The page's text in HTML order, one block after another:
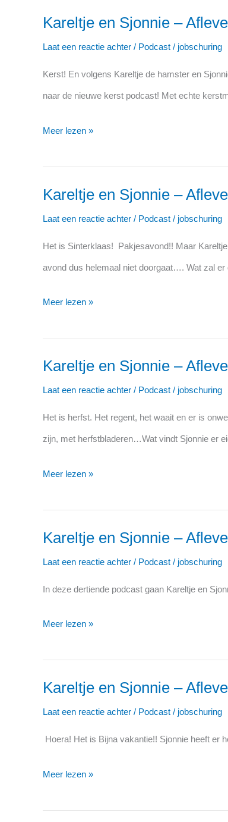
en
toch
Kareltje en Sjonnie –
Laat een reactie achter / Podcast / jobschuring
Kerst! En volgens Kareltje de hamster en
naar de nieuwe kerst podcast! Met echte
Kareltje
en
16:
Meer lezen »
Kareltje en Sjonnie –
Laat een reactie achter / Podcast / jobschuring
Het is Sinterklaas! Pakjesavond!! Maar
avond dus helemaal niet doorgaat…. Wat zal er
Kareltje
en
15:
Meer lezen »
Kareltje en Sjonnie –
Laat een reactie achter / Podcast / jobschuring
Het is herfst. Het regent, het waait en er is
zijn, met herfstbladeren…Wat vindt Sjonnie er
Kareltje
en
14:
Meer lezen »
Kareltje en Sjonnie –
Laat een reactie achter / Podcast / jobschuring
In deze dertiende podcast gaan Kareltje en
Kareltje
en
Aflevering
naar
school
Meer lezen »
Kareltje en Sjonnie –
Laat een reactie achter / Podcast / jobschuring
Hoera! Het is Bijna vakantie!! Sjonnie heeft er
Kareltje
en
Aflevering
Meer lezen »